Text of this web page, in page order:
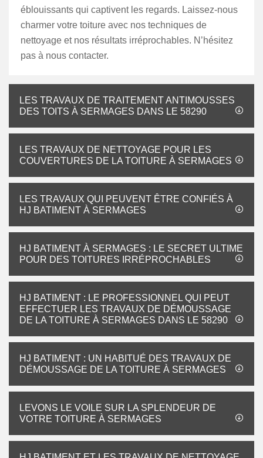
éblouissants qui captivent les regards. Laissez-nous
charmer votre toiture avec nos techniques de
nettoyage et nos résultats irréprochables. N’hésitez
pas à nous contacter.
LES TRAVAUX DE TRAITEMENT ANTIMOUSSES
DES TOITS À SERMAGES DANS LE 58290
LES TRAVAUX DE NETTOYAGE POUR LES
COUVERTURES DE LA TOITURE À SERMAGES
LES TRAVAUX QUI PEUVENT ÊTRE CONFIÉS À
HJ BATIMENT À SERMAGES
HJ BATIMENT À SERMAGES : LE SECRET ULTIME
POUR DES TOITURES IRRÉPROCHABLES
HJ BATIMENT : LE PROFESSIONNEL QUI PEUT
EFFECTUER LES TRAVAUX DE DÉMOUSSAGE
DE LA TOITURE À SERMAGES DANS LE 58290
HJ BATIMENT : UN HABITUÉ DES TRAVAUX DE
DÉMOUSSAGE DE LA TOITURE À SERMAGES
LEVONS LE VOILE SUR LA SPLENDEUR DE
VOTRE TOITURE À SERMAGES